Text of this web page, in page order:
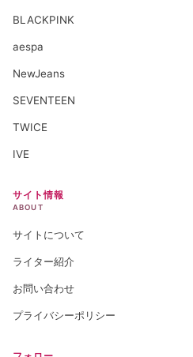
BLACKPINK
aespa
NewJeans
SEVENTEEN
TWICE
IVE
サイト情報
ABOUT
サイトについて
ライター紹介
お問い合わせ
プライバシーポリシー